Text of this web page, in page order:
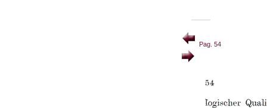
Pag. 54